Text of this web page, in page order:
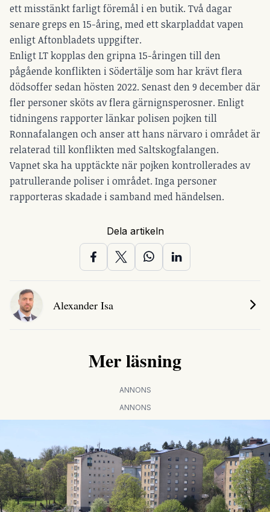
ett misstänkt farligt föremål i en butik. Två dagar
senare greps en 15-åring, med ett skarpladdat vapen
enligt Aftonbladets uppgifter.
Enligt LT kopplas den gripna 15-åringen till den
pågående konflikten i Södertälje som har krävt flera
dödsoffer sedan hösten 2022. Senast den 9 december där
fler personer sköts av flera gärnignsperosner. Enligt
tidningens rapporter länkar polisen pojken till
Ronnafalangen och anser att hans närvaro i området är
relaterad till konflikten med Saltskogfalangen.
Vapnet ska ha upptäckte när pojken kontrollerades av
patrullerande poliser i området. Inga personer
rapporteras skadade i samband med händelsen.
Dela artikeln
Alexander Isa
Mer läsning
ANNONS
ANNONS